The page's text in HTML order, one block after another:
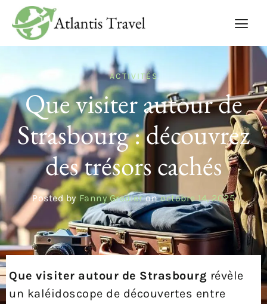
ACTIVITÉS
Que visiter autour de
Strasbourg : découvrez
des trésors cachés
Posted by Fanny Gredier on octobre 14, 2025
Que visiter autour de Strasbourg révèle
un kaléidoscope de découvertes entre